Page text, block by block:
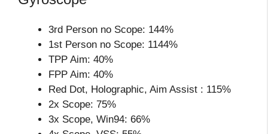
3rd Person no Scope: 144%
1st Person no Scope: 1144%
TPP Aim: 40%
FPP Aim: 40%
Red Dot, Holographic, Aim Assist : 115%
2x Scope: 75%
3x Scope, Win94: 66%